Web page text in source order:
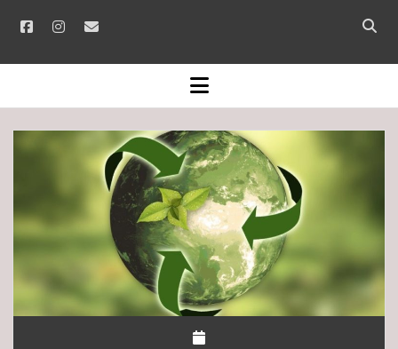
facebookinstagram
email
Open
bar
open
menu